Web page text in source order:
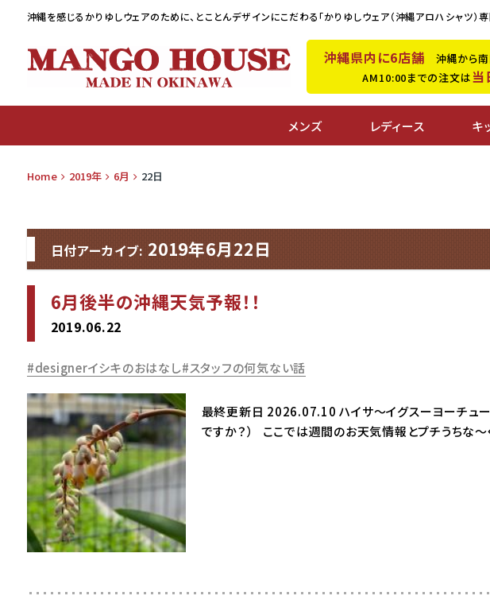
沖縄を感じるかりゆしウェアのために、 とことんデザインにこだわる「かりゆしウェア（沖縄アロハシャツ）専
沖縄県内に6店舗 沖縄から南
AM10:00までの注文は当
メンズ レディース キ
Home 2019年 6月 22日
日付アーカイブ: 2019年6月22日
6月後半の沖縄天気予報！！
2019.06.22
designerイシキのおはなし スタッフの何気ない話
最終更新日 2026.07.10 ハイサ～イグスーヨーチュ
ですか？） ここでは週間のお天気情報とプチうちな